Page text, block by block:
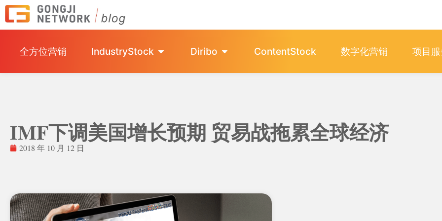
全方位营销 IndustryStock Diribo ContentStock 数字化营销 项目
IMF下调美国增长预期 贸易战拖累全球经济
2018 年 10 月 12 日